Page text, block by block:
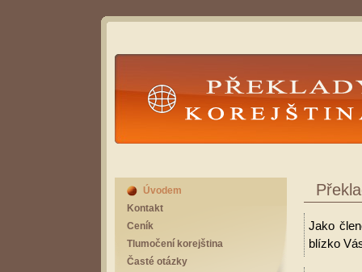
Překlady Korejština
Jako
blízko
Úvodem
Kontakt
Ceník
Tlumočení korejština
Časté otázky